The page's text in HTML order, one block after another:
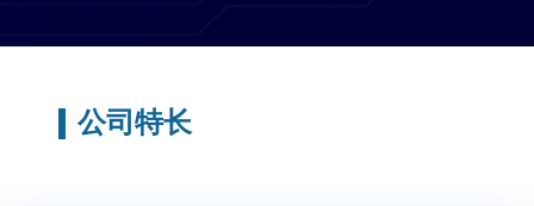
脱附风量达到最佳值。
公司特长